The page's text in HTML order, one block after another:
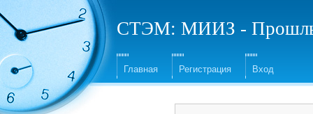
СТЭМ: МИИЗ -
Главная Регистрация Вход